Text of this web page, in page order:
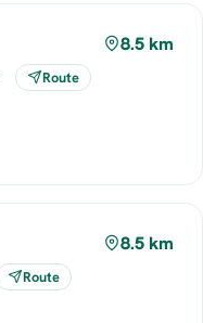
8.5 km
Route
8.5 km
Route